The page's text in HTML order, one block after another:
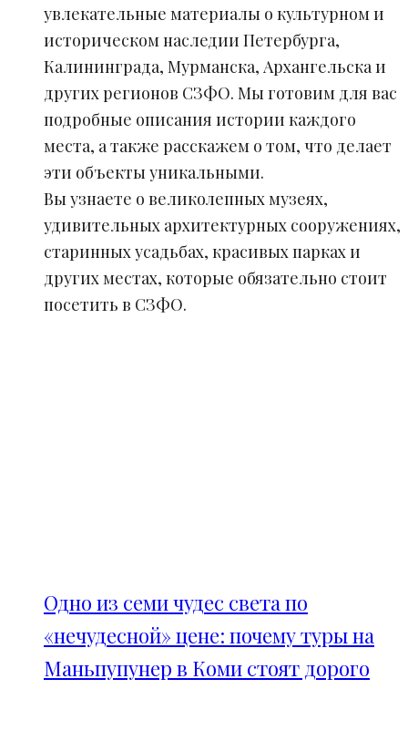
увлекательные материалы о культурном и
историческом наследии Петербурга,
Калининграда, Мурманска, Архангельска и
других регионов СЗФО. Мы готовим для вас
подробные описания истории каждого
места, а также расскажем о том, что делает
эти объекты уникальными.
Вы узнаете о великолепных музеях,
удивительных архитектурных сооружениях,
старинных усадьбах, красивых парках и
других местах, которые обязательно стоит
посетить в СЗФО.
Одно из семи чудес света по
«нечудесной» цене: почему туры на
Маньпупунер в Коми стоят дорого